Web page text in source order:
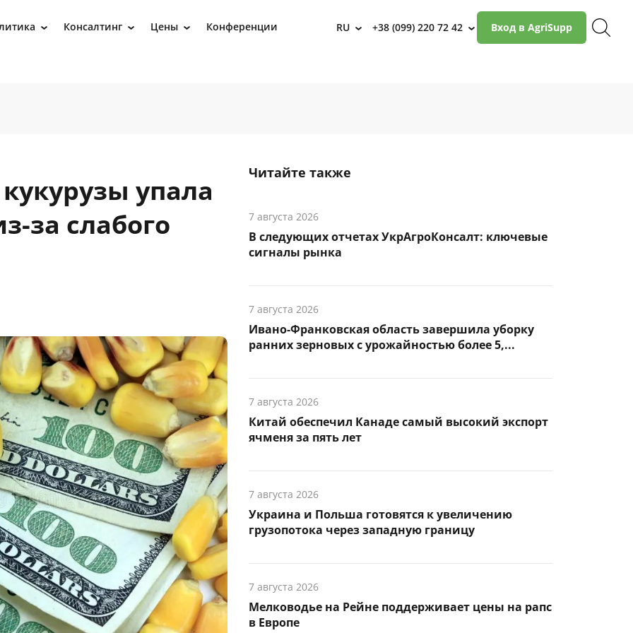
› Консалтинг › Цены › Конференции RU › +38 (099) 220 72 42 › Вход в AgriSupp
упала
за слабого
Читайте также
7 августа 2026
В следующих отчетах УкрАгроКонсалт: ключевые
сигналы рынка
7 августа 2026
Ивано-Франковская область завершила уборку
ранних зерновых с урожайностью более 5,...
7 августа 2026
Китай обеспечил Канаде самый высокий экспорт
ячменя за пять лет
7 августа 2026
Украина и Польша готовятся к увеличению
грузопотока через западную границу
7 августа 2026
Мелководье на Рейне поддерживает цены на рапс
в Европе